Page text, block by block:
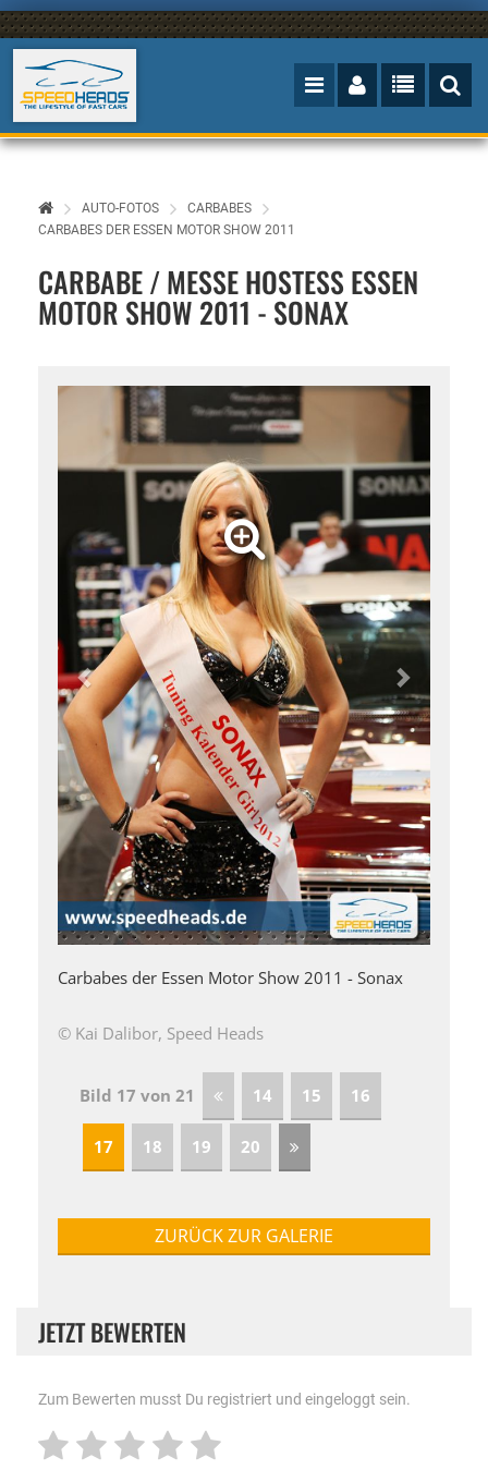
AUTO-FOTOS
CARBABES
CARBABES DER ESSEN MOTOR SHOW 2011
CARBABE / MESSE HOSTESS ESSEN
MOTOR SHOW 2011 - SONAX
Carbabes der Essen Motor Show 2011 - Sonax
© Kai Dalibor, Speed Heads
Bild 17 von 21 14 15 16
17 18 19 20
ZURÜCK ZUR GALERIE
JETZT BEWERTEN
Zum Bewerten musst Du registriert und eingeloggt sein.